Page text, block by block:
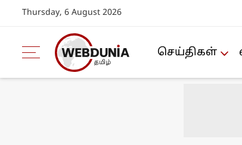
Thursday, 6 August 2026
செய்திகள்